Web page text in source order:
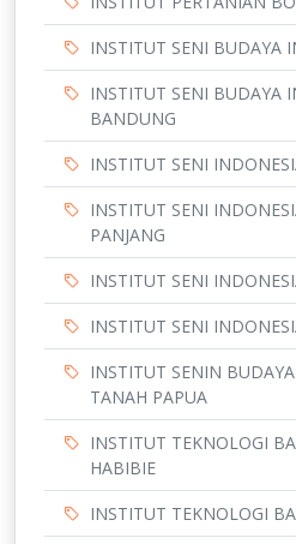
INSTITUT SENI BUDAYA
INSTITUT SENI BUDAYA
BANDUNG
INSTITUT SENI
INSTITUT SENI
PANJANG
INSTITUT SENI
INSTITUT SENI
INSTITUT SENIN
TANAH PAPUA
INSTITUT TEKNOLOGI
HABIBIE
INSTITUT TEKNOLOGI